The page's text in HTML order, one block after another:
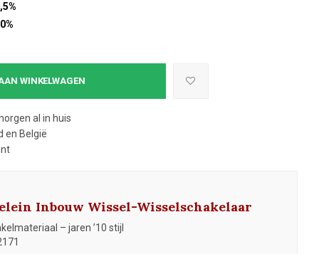
WINKELWAGEN
al in huis
en België
Inbouw Wissel-Wisselschakelaar
– jaren ’10 stijl